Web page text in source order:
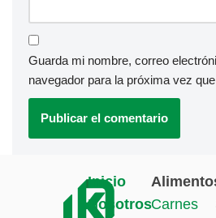
Guarda mi nombre, correo
navegador para la próxima vez
Inicio
NosotrosCarnes